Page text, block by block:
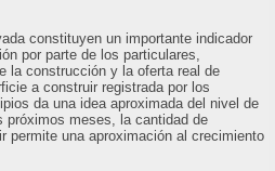
constituyen un importante indicador
por parte de los particulares,
la construcción y la oferta real de
a construir registrada por los
da una idea aproximada del nivel de
próximos meses, la cantidad de
permite una aproximación al crecimiento